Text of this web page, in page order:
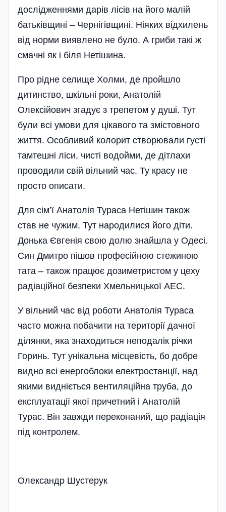
дослідженнями дарів лісів на його малій
батьківщині – Чернігівщині. Ніяких відхилень
від норми виявлено не було. А гриби такі ж
смачні як і біля Нетішина.
Про рідне селище Холми, де пройшло
дитинство, шкільні роки, Анатолій
Олексійович згадує з трепетом у душі. Тут
були всі умови для цікавого та змістовного
життя. Особливий колорит створювали густі
тамтешні ліси, чисті водойми, де дітлахи
проводили свій вільний час. Ту красу не
просто описати.
Для сім’ї Анатолія Тураса Нетішин також
став не чужим. Тут народилися його діти.
Донька Євгенія свою долю знайшла у Одесі.
Син Дмитро пішов професійною стежиною
тата – також працює дозиметристом у цеху
радіаційної безпеки Хмельницької АЕС.
У вільний час від роботи Анатолія Тураса
часто можна побачити на території дачної
ділянки, яка знаходиться неподалік річки
Горинь. Тут унікальна місцевість, бо добре
видно всі енергоблоки електростанції, над
якими видніється вентиляційна труба, до
експлуатації якої причетний і Анатолій
Турас. Він завжди переконаний, що радіація
під контролем.
Олександр Шустерук